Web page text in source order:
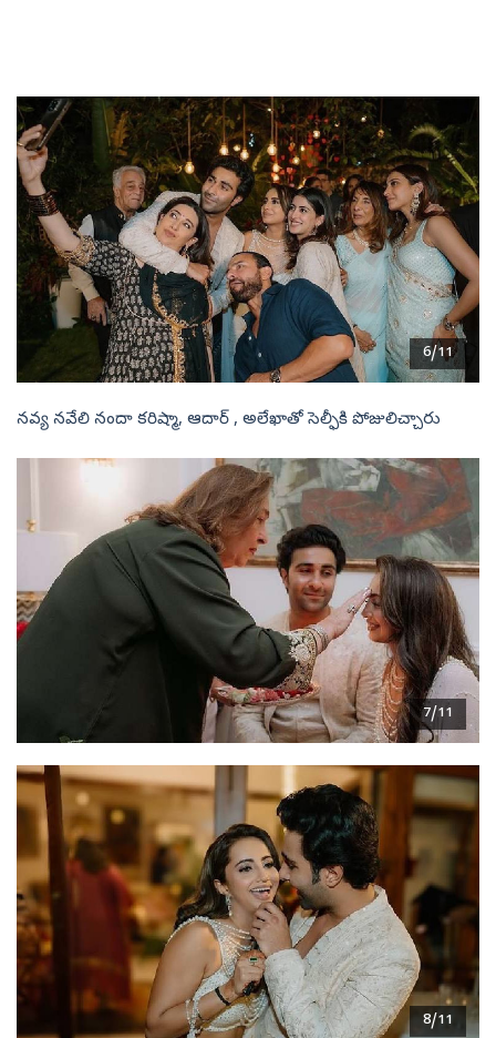
6/11
నవ్య నవేలి నందా కరిష్మా, ఆదార్ , అలేఖాతో సెల్ఫీకి పోజులిచ్చారు
7/11
8/11